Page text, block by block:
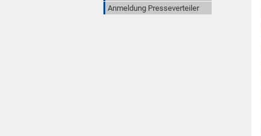
Anmeldung Presseverteiler